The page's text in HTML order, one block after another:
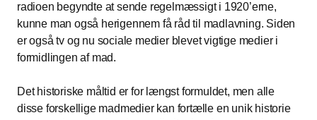
radioen begyndte at sende regelmæssigt i 1920’erne,
kunne man også herigennem få råd til madlavning. Siden
er også tv og nu sociale medier blevet vigtige medier i
formidlingen af mad.
Det historiske måltid er for længst formuldet, men alle
disse forskellige madmedier kan fortælle en unik historie